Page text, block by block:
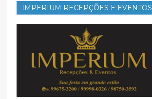
IMPERIUM RECEPÇÕES E EVENTOS